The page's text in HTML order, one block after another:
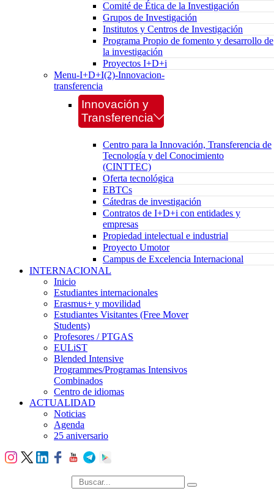
Comité de Ética de la Investigación
Grupos de Investigación
Institutos y Centros de Investigación
Programa Propio de fomento y desarrollo de
la investigación
Proyectos I+D+i
Menu-I+D+I(2)-Innovacion-
transferencia
Innovación y
Transferencia
Centro para la Innovación, Transferencia de
Tecnología y del Conocimiento
(CINTTEC)
Oferta tecnológica
EBTCs
Cátedras de investigación
Contratos de I+D+i con entidades y
empresas
Propiedad intelectual e industrial
Proyecto Umotor
Campus de Excelencia Internacional
INTERNACIONAL
Inicio
Estudiantes internacionales
Erasmus+ y movilidad
Estudiantes Visitantes (Free Mover
Students)
Profesores / PTGAS
EULiST
Blended Intensive
Programmes/Programas Intensivos
Combinados
Centro de idiomas
ACTUALIDAD
Noticias
Agenda
25 aniversario
búsqueda